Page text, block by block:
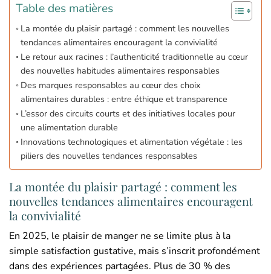
Table des matières
La montée du plaisir partagé : comment les nouvelles
tendances alimentaires encouragent la convivialité
Le retour aux racines : l’authenticité traditionnelle au cœur
des nouvelles habitudes alimentaires responsables
Des marques responsables au cœur des choix
alimentaires durables : entre éthique et transparence
L’essor des circuits courts et des initiatives locales pour
une alimentation durable
Innovations technologiques et alimentation végétale : les
piliers des nouvelles tendances responsables
La montée du plaisir partagé : comment les
nouvelles tendances alimentaires encouragent
la convivialité
En 2025, le plaisir de manger ne se limite plus à la
simple satisfaction gustative, mais s’inscrit profondément
dans des expériences partagées. Plus de 30 % des